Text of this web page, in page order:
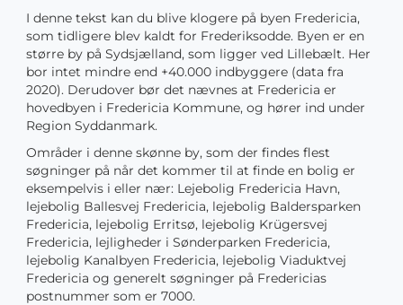
I denne tekst kan du blive klogere på byen Fredericia,
som tidligere blev kaldt for Frederiksodde. Byen er en
større by på Sydsjælland, som ligger ved Lillebælt. Her
bor intet mindre end +40.000 indbyggere (data fra
2020). Derudover bør det nævnes at Fredericia er
hovedbyen i Fredericia Kommune, og hører ind under
Region Syddanmark.
Områder i denne skønne by, som der findes flest
søgninger på når det kommer til at finde en bolig er
eksempelvis i eller nær: Lejebolig Fredericia Havn,
lejebolig Ballesvej Fredericia, lejebolig Baldersparken
Fredericia, lejebolig Erritsø, lejebolig Krügersvej
Fredericia, lejligheder i Sønderparken Fredericia,
lejebolig Kanalbyen Fredericia, lejebolig Viaduktvej
Fredericia og generelt søgninger på Fredericias
postnummer som er 7000.